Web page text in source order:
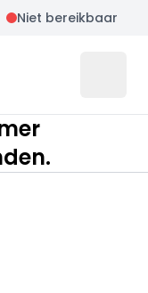
Niet bereikbaar